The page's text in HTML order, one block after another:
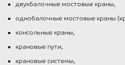
двухбалочные мостовые краны,
однобалочные мостовые краны
консольные краны,
крановые пути,
крановые системы,